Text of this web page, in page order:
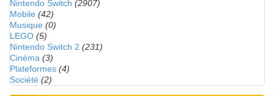
Nintendo Switch (2907)
Mobile (42)
Musique (0)
LEGO (5)
Nintendo Switch 2 (231)
Cinéma (3)
Plateformes (4)
Société (2)